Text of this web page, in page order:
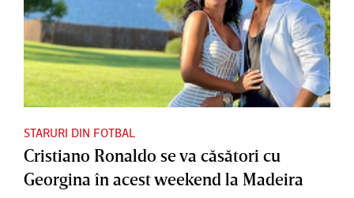
STARURI DIN FOTBAL
Cristiano Ronaldo se va căsători cu
Georgina în acest weekend la Madeira